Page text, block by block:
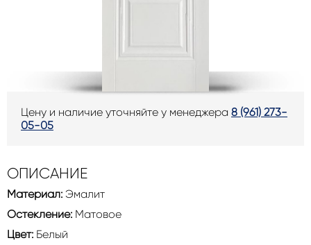
Цену и наличие уточняйте у менеджера 8 (961) 273-
05-05
ОПИСАНИЕ
Материал: Эмалит
Остекление: Матовое
Цвет: Белый